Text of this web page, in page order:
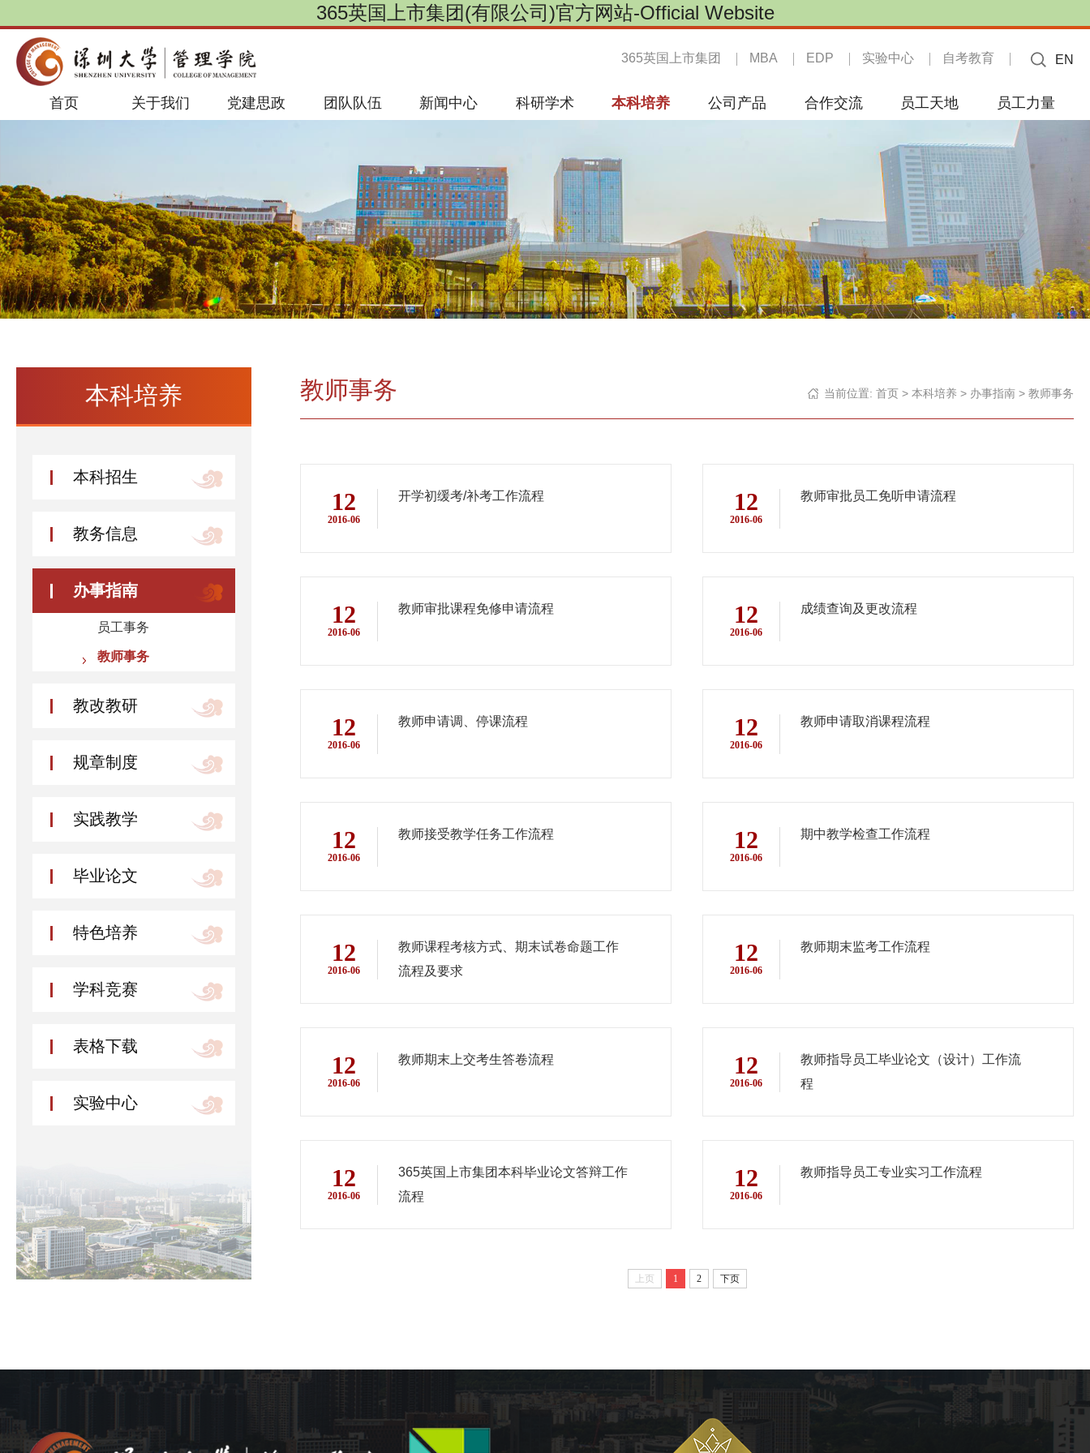
365英国上市集团(有限公司)官方网站-Official Website
EN
365英国上市集团 MBA EDP 实验中心 自考教育
首页 关于我们 党建思政 团队队伍 新闻中心 科研学术 本科培养 公司产品 合作交流 员工天地 员工力量
本科培养
本科招生
教务信息
办事指南
员工事务
教师事务
教改教研
规章制度
实践教学
毕业论文
特色培养
学科竞赛
表格下载
实验中心
当前位置: 首页 > 本科培养 > 办事指南 > 教师事务
教师事务
12
2016-06
开学初缓考/补考工作流程 12
2016-06
教师审批员工免听申请流程
12
2016-06
教师审批课程免修申请流程 12
2016-06
成绩查询及更改流程
12
2016-06
教师申请调、停课流程 12
2016-06
教师申请取消课程流程
12
2016-06
教师接受教学任务工作流程 12
2016-06
期中教学检查工作流程
12
2016-06
教师课程考核方式、期末试卷命题工作
流程及要求
12
2016-06
教师期末监考工作流程
12
2016-06
教师期末上交考生答卷流程 12
2016-06
教师指导员工毕业论文（设计）工作流
程
12
2016-06
365英国上市集团本科毕业论文答辩工作
流程
12
2016-06
教师指导员工专业实习工作流程
上页 1 2 下页